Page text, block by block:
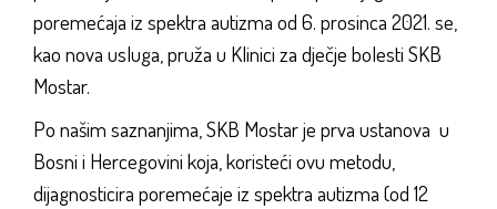
poremećaja iz spektra autizma od 6. prosinca 2021. se,
kao nova usluga, pruža u Klinici za dječje bolesti SKB
Mostar.
Po našim saznanjima, SKB Mostar je prva ustanova u
Bosni i Hercegovini koja, koristeći ovu metodu,
dijagnosticira poremećaje iz spektra autizma (od 12